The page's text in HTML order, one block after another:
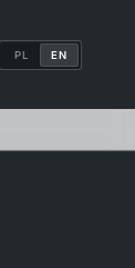
PL EN